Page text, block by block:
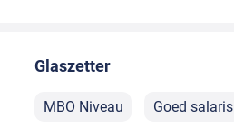
Glaszetter
MBO Niveau Goed salaris